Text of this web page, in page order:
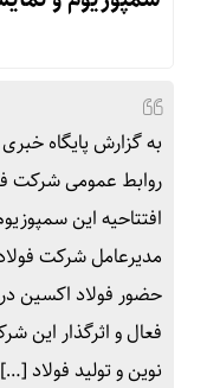
به گزارش پایگاه
روابط عمومی شرکت
افتتاحیه این
مدیرعامل شرکت
حضور فولاد اکسین
فعال و اثرگذار این
نوین و تولید فولاد […]